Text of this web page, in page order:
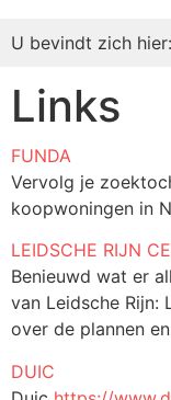
U bevindt zich hier:
Links
FUNDA
Vervolg je
koopwoningen in
LEIDSCHE RIJN
Benieuwd wat er
van Leidsche Rijn:
over de plannen
DUIC